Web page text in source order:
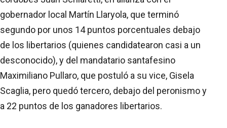
gobernador local Martín Llaryola, que terminó
segundo por unos 14 puntos porcentuales debajo
de los libertarios (quienes candidatearon casi a un
desconocido), y del mandatario santafesino
Maximiliano Pullaro, que postuló a su vice, Gisela
Scaglia, pero quedó tercero, debajo del peronismo y
a 22 puntos de los ganadores libertarios.